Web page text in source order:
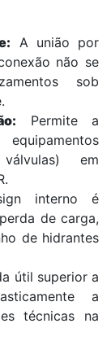
A união por
não se
sob
Permite a
em
interno é
de carga,
de hidrantes
útil superior a
a
técnicas na